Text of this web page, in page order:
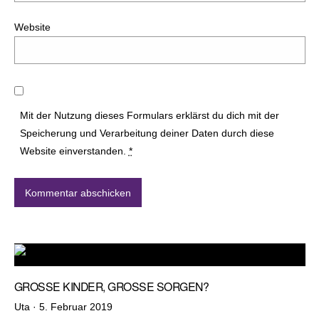
Website
Mit der Nutzung dieses Formulars erklärst du dich mit der
Speicherung und Verarbeitung deiner Daten durch diese
Website einverstanden. *
GROSSE KINDER, GROSSE SORGEN?
Uta · Veröffentlicht
5. Februar 2019